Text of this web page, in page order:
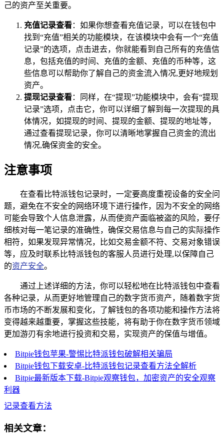
己的资产至关重要。
充值记录查看：如果你想查看充值记录，可以在钱包中
找到“充值”相关的功能模块，在该模块中会有一个“充值
记录”的选项，点击进去，你就能看到自己所有的充值信
息，包括充值的时间、充值的金额、充值的币种等，这
些信息可以帮助你了解自己的资金流入情况,更好地规划
资产。
提现记录查看：同样，在“提现”功能模块中，会有“提现
记录”选项，点击它，你可以详细了解到每一次提现的具
体情况，如提现的时间、提现的金额、提现的地址等，
通过查看提现记录，你可以清晰地掌握自己资金的流出
情况,确保资金的安全。
注意事项
在查看比特派钱包记录时，一定要高度重视设备的安全问
题，避免在不安全的网络环境下进行操作，因为不安全的网络
可能会导致个人信息泄露，从而使资产面临被盗的风险，要仔
细核对每一笔记录的准确性，确保交易信息与自己的实际操作
相符，如果发现异常情况，比如交易金额不符、交易对象错误
等，应及时联系比特派钱包的客服人员进行处理,以保障自己
的资产安全。
通过上述详细的方法，你可以轻松地在比特派钱包中查看
各种记录，从而更好地管理自己的数字货币资产，随着数字货
币市场的不断发展和变化，了解钱包的各项功能和操作方法将
变得越来越重要，掌握这些技能，将有助于你在数字货币领域
更加游刃有余地进行投资和交易，实现资产的保值与增值。
Bitpie钱包苹果-警惕比特派钱包破解相关骗局
Bitpie钱包下载安卓-比特派钱包记录查看方法全解析
Bitpie最新版本下载-Bitpie观察钱包，加密资产的安全观察
利器
记录查看方法
相关文章：